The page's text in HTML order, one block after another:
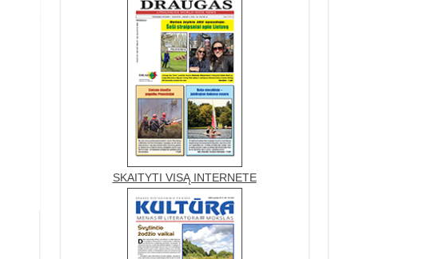
SKAITYTI VISĄ INTERNETE